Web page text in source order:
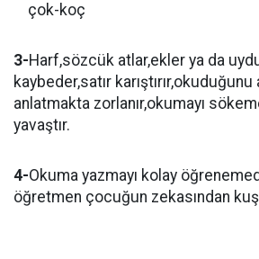
çok-koç
3-Harf,sözcük atlar,ekler ya da
kaybeder,satır
anlatmakta zorlanır,okumayı
yavaştır.
4-Okuma yazmayı kolay
öğretmen çocuğun zekasından